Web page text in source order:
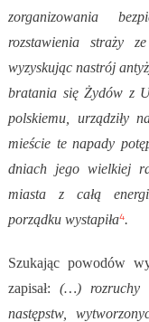
zorganizowania
rozstawienia straży
wyzyskując nastrój
bratania się Żydów z
polskiemu, urządziły
mieście te napady
dniach jego wielkiej
miasta z całą
porządku wystapiła4.
Szukając powodów
zapisał: (…) rozruchy
następstw,